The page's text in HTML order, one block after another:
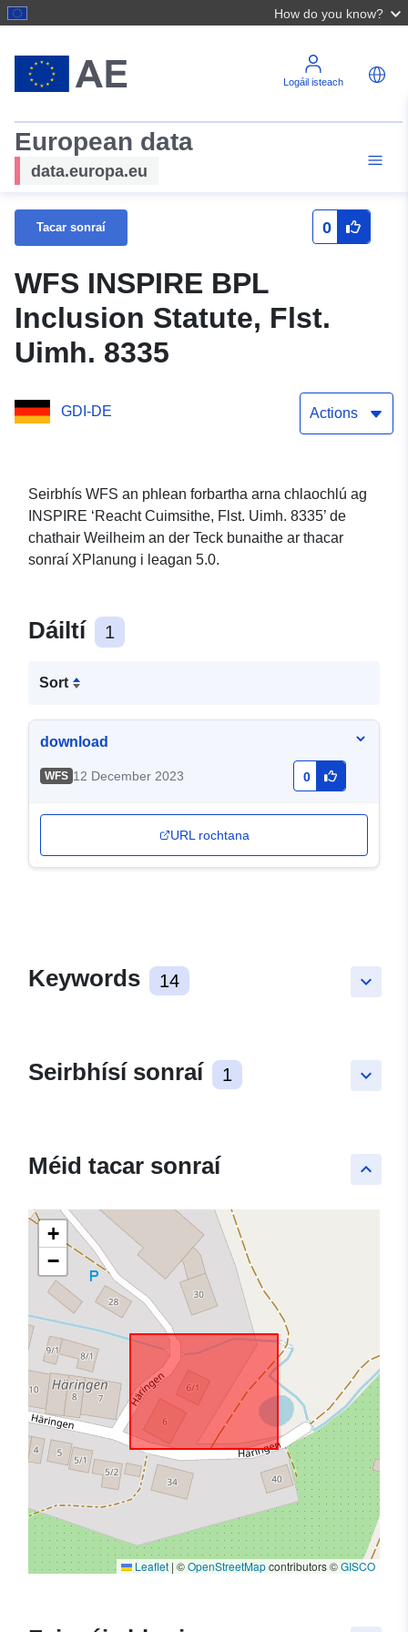
How do you know?
Logáil isteach
European data
data.europa.eu
Tacar sonraí 0
WFS INSPIRE BPL
Inclusion Statute, Flst.
Uimh. 8335
GDI-DE Actions
Seirbhís WFS an phlean forbartha arna chlaochlú ag
INSPIRE ‘Reacht Cuimsithe, Flst. Uimh. 8335’ de
chathair Weilheim an der Teck bunaithe ar thacar
sonraí XPlanung i leagan 5.0.
Dáiltí 1
Sort
download
WFS 12 December 2023 0
URL rochtana
keyboard_arrow_down
Keywords 14
keyboard_arrow_down
Seirbhísí sonraí 1
keyboard_arrow_up
Méid tacar sonraí
+
−
Leaflet | ©OpenStreetMapcontributors ©GISCO